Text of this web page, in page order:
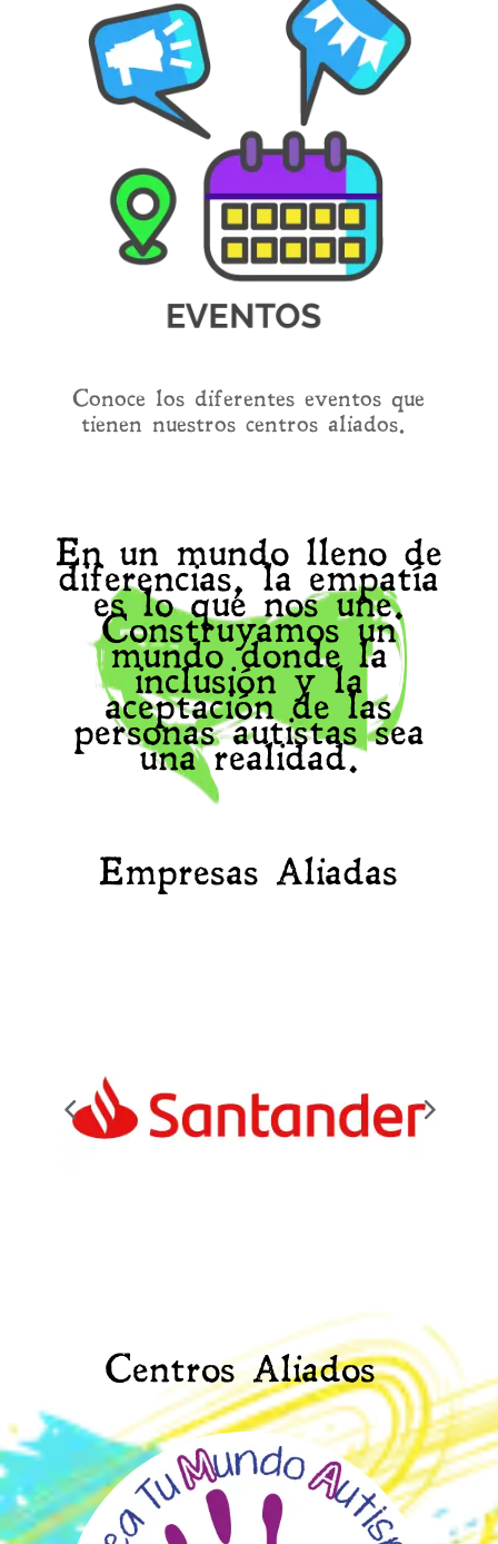
Conoce los diferentes eventos que
tienen nuestros centros aliados.
En un mundo lleno de
diferencias, la empatía
es lo que nos une.
Construyamos un
mundo donde la
inclusión y la
aceptación de las
personas autistas sea
una realidad.
Empresas Aliadas
Centros Aliados